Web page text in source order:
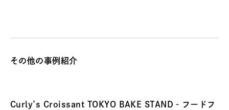
その他の事例紹介
Curly’s Croissant TOKYO BAKE STAND‐フードフ